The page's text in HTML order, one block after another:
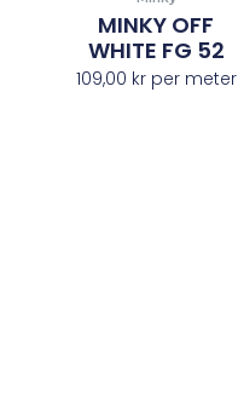
MINKY OFF
WHITE FG 52
109,00 krper meter